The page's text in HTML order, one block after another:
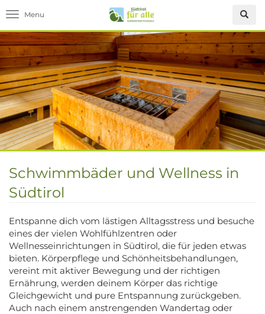
Toggle navigation
Schwimmbäder und Wellness in
Südtirol
Entspanne dich vom lästigen Alltagsstress und besuche
eines der vielen Wohlfühlzentren oder
Wellnesseinrichtungen in Südtirol, die für jeden etwas
bieten. Körperpflege und Schönheitsbehandlungen,
vereint mit aktiver Bewegung und der richtigen
Ernährung, werden deinem Körper das richtige
Gleichgewicht und pure Entspannung zurückgeben.
Auch nach einem anstrengenden Wandertag oder